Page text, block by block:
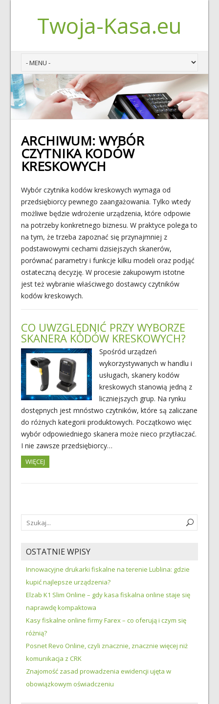
Twoja-Kasa.eu
ARCHIWUM: WYBÓR
CZYTNIKA KODÓW
KRESKOWYCH
Wybór czytnika kodów kreskowych wymaga od
przedsiębiorcy pewnego zaangażowania. Tylko wtedy
możliwe będzie wdrożenie urządzenia, które odpowie
na potrzeby konkretnego biznesu. W praktyce polega to
na tym, że trzeba zapoznać się przynajmniej z
podstawowymi cechami dzisiejszych skanerów,
porównać parametry i funkcje kilku modeli oraz podjąć
ostateczną decyzję. W procesie zakupowym istotne
jest też wybranie właściwego dostawcy czytników
kodów kreskowych.
CO UWZGLĘDNIĆ PRZY WYBORZE
SKANERA KODÓW KRESKOWYCH?
Spośród urządzeń
wykorzystywanych w handlu i
usługach, skanery kodów
kreskowych stanowią jedną z
liczniejszych grup. Na rynku
dostępnych jest mnóstwo czytników, które są zaliczane
do różnych kategorii produktowych. Początkowo więc
wybór odpowiedniego skanera może nieco przytłaczać.
I nie zawsze przedsiębiorcy…
WIĘCEJ
OSTATNIE WPISY
Innowacyjne drukarki fiskalne na terenie Lublina: gdzie
kupić najlepsze urządzenia?
Elzab K1 Slim Online – gdy kasa fiskalna online staje się
naprawdę kompaktowa
Kasy fiskalne online firmy Farex – co oferują i czym się
różnią?
Posnet Revo Online, czyli znacznie, znacznie więcej niż
komunikacja z CRK
Znajomość zasad prowadzenia ewidencji ujęta w
obowiązkowym oświadczeniu